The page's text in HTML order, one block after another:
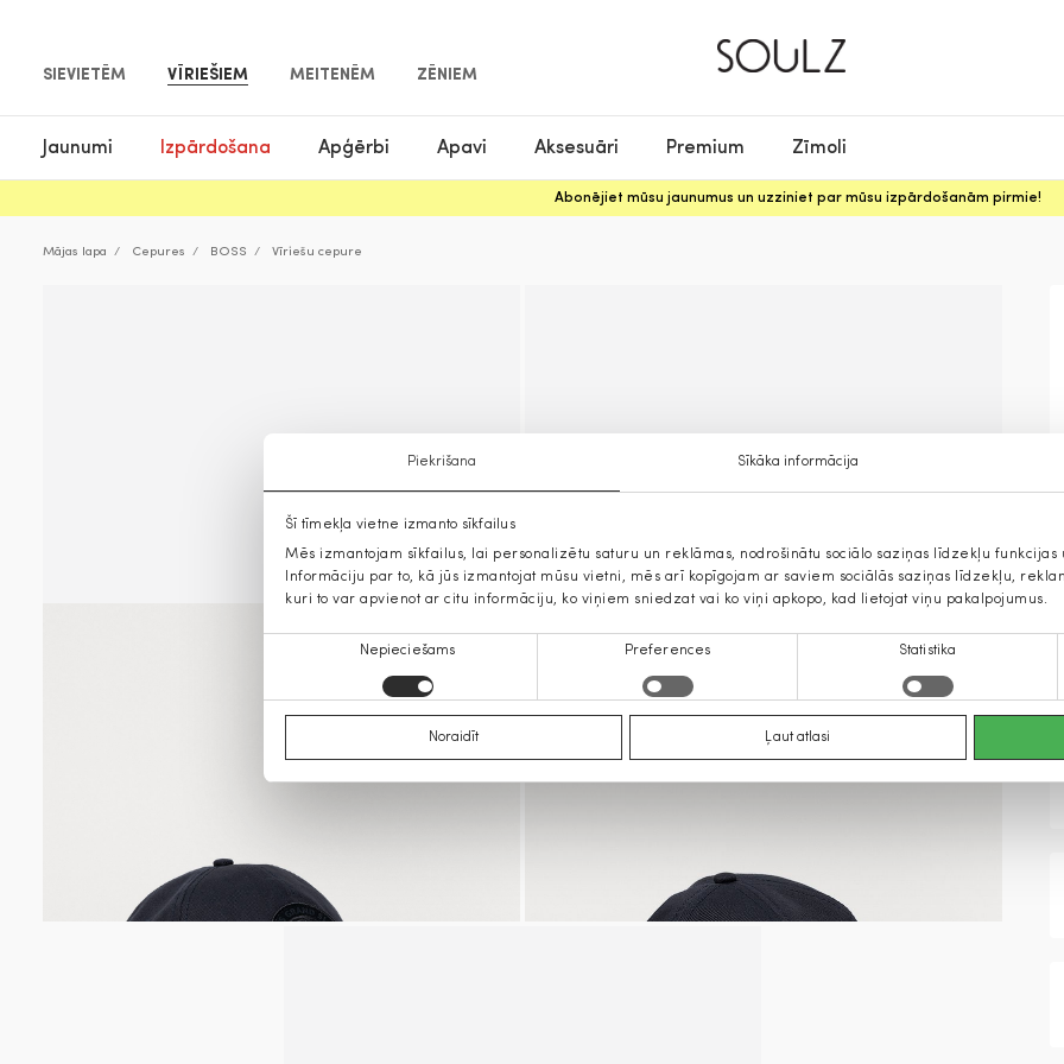
Piekrišana Sīkāka informācija
Šī tīmekļa vietne izmanto sīkfailus
Mēs izmantojam sīkfailus, lai personalizētu saturu un reklāmas, nodrošinātu sociālo saziņas līdzekļu funkcijas
Informāciju par to, kā jūs izmantojat mūsu vietni, mēs arī kopīgojam ar saviem sociālās saziņas līdzekļu,
kuri to var apvienot ar citu informāciju, ko viņiem sniedzat vai ko viņi apkopo, kad lietojat viņu pakalpojumus.
Nepieciešams Preferences Statistika
Noraidīt Ļaut atlasi
SIEVIETĒM VĪRIEŠIEM MEITENĒM ZĒNIEM
Jaunumi Izpārdošana Apģērbi Apavi Aksesuāri Premium Zīmoli
Abonējiet mūsu jaunumus un uzziniet par mūsu izpārdošanām pirmie!
Mājas lapa Cepures BOSS Vīriešu cepure